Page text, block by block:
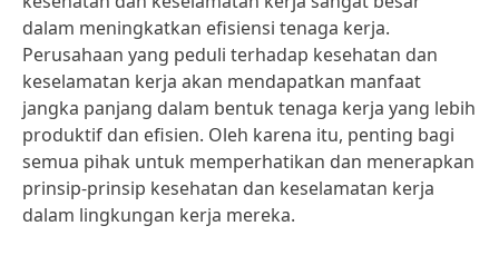
dalam meningkatkan efisiensi tenaga kerja.
Perusahaan yang peduli terhadap kesehatan dan
keselamatan kerja akan mendapatkan manfaat
jangka panjang dalam bentuk tenaga kerja yang lebih
produktif dan efisien. Oleh karena itu, penting bagi
semua pihak untuk memperhatikan dan menerapkan
prinsip-prinsip kesehatan dan keselamatan kerja
dalam lingkungan kerja mereka.